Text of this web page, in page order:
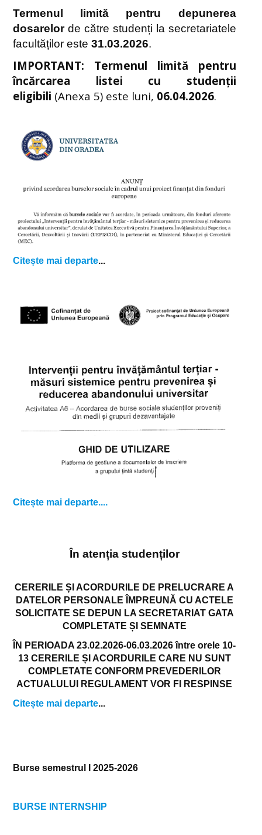
Termenul limită pentru depunerea
dosarelorde către studenți la secretariatele
facultăților este 31.03.2026.
IMPORTANT:
Termenul limită pentru
încărcarea listei cu studenții
eligibili (Anexa 5) este luni, 06.04.2026.
Citește mai departe...
Citește mai departe....
În atenția studenților
CERERILE ȘI ACORDURILE DE PRELUCRARE A
DATELOR PERSONALE ÎMPREUNĂ CU ACTELE
SOLICITATE SE DEPUN LA SECRETARIAT GATA
COMPLETATE ȘI SEMNATE
ÎN PERIOADA 23.02.2026-06.03.2026 între orele 10-
13 CERERILE ȘI ACORDURILE CARE NU SUNT
COMPLETATE CONFORM PREVEDERILOR
ACTUALULUI REGULAMENT VOR FI RESPINSE
Citește mai departe...
Burse semestrul I 2025-2026
BURSE INTERNSHIP